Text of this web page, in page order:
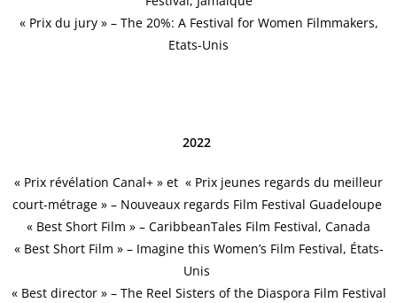
« Prix du jury » – The 20%: A Festival for Women Filmmakers,
Etats-Unis
2022
« Prix révélation Canal+ » et « Prix jeunes regards du meilleur
court-métrage » – Nouveaux regards Film Festival Guadeloupe
« Best Short Film » – CaribbeanTales Film Festival, Canada
« Best Short Film » – Imagine this Women’s Film Festival, États-
Unis
« Best director » – The Reel Sisters of the Diaspora Film Festival